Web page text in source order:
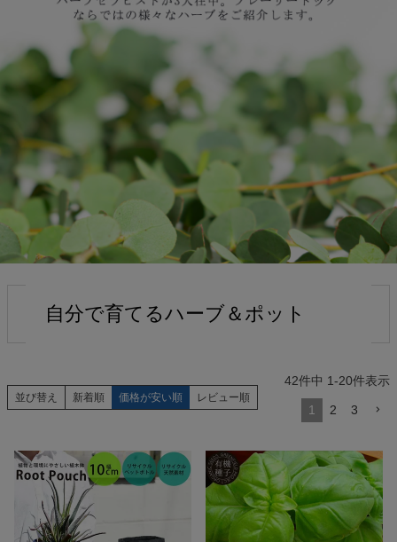
検索
自分で育てるハーブ＆ポット
並び替え 新着順 価格が安い順 レビュー順
42件中 1-20件表示
1 2 3